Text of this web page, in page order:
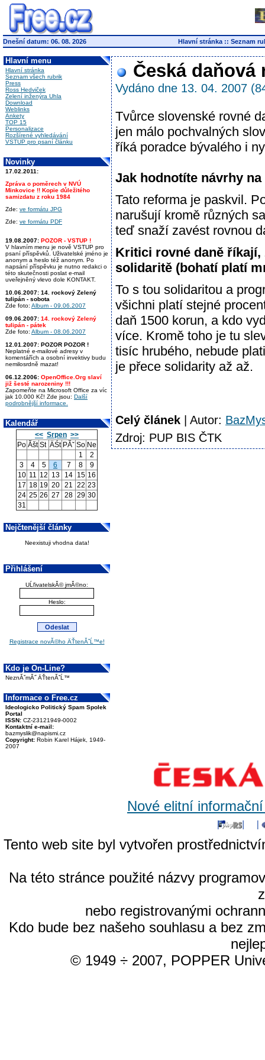
Dnešní datum: 06. 08. 2026 Hlavní stránka :: Seznam
Hlavní menu
Hlavní stránka
Seznam všech rubrik
Press
Ross Hedviček
Zelení inženýra Uhla
Download
Weblinks
Ankety
TOP 15
Personalizace
Rozšírené vyhledávání
VSTUP pro psaní článku
Novinky
17.02.2011:
Zpráva o poměrech v NVÚ
Minkovice !! Kopie důležitého
samizdatu z roku 1984
Zde: ve formátu JPG
Zde: ve formátu PDF
19.08.2007: POZOR - VSTUP !
V hlavním menu je nově VSTUP pro
psaní příspěvků. Uživatelské jméno je
anonym a heslo též anonym. Po
napsání příspěvku je nutno redakci o
této skutečnosti poslat e-mail
uveřejněný vlevo dole KONTAKT.
10.06.2007: 14. rockový Zelený
tulipán - sobota
Zde foto: Album - 09.06.2007
09.06.2007: 14. rockový Zelený
tulipán - pátek
Zde foto: Album - 08.06.2007
12.01.2007: POZOR POZOR !
Neplatné e-mailové adresy v
komentářích a osobní invektivy budu
nemilosrdně mazat!
06.12.2006: OpenOffice.Org slaví
již šesté narozeniny !!!
Zapomeňte na Microsoft Office za víc
jak 10.000 Kč! Zde jsou: Další
podrobnější informace.
Kalendář
<< Srpen >>
Po Ăšt St ÄŚt PĂˇ So Ne
1
2
3
4 5 6 7 8
9
10 11 12 13 14 15 16
17 18 19 20 21 22 23
24 25 26 27 28 29 30
31
Nejčtenější články
Neexistuji vhodna data!
Přihlášení
UĹľivatelskĂ© jmĂ©no:
Heslo:
Registrace novĂ©ho ÄŤtenĂˇĹ™e!
Kdo je On-Line?
NeznĂˇmĂ˝ ÄŤtenĂˇĹ™
Informace o Free.cz
Ideologicko Politický Spam Spolek
Portal
ISSN: CZ-23121949-0002
Kontaktní e-mail:
bazmyslik@napismi.cz
Copyright: Robin Karel Hájek, 1949-
2007
Česká
Vydáno dne 13. 04. 2007
Tvůrce slovenské rovné
jen málo pochvalných
říká poradce bývalého i
Jak hodnotíte návrhy
Tato reforma je paskvil.
narušují kromě různých
teď snaží zavést rovnou
Kritici rovné daně říkají,
solidaritě (bohatí platí
To s tou solidaritou a
všichni platí stejné
daň 1500 korun, a kdo
více. Kromě toho je tu
tisíc hrubého, nebude
je přece solidarity až až.
Celý článek | Autor:
Zdroj: PUP BIS ČTK
Nové elitní
Tento web site byl vytvořen
Na této stránce použité názvy
nebo registrovanými
Kdo bude bez našeho souhlasu a bez
© 1949 ÷ 2007, POPPER